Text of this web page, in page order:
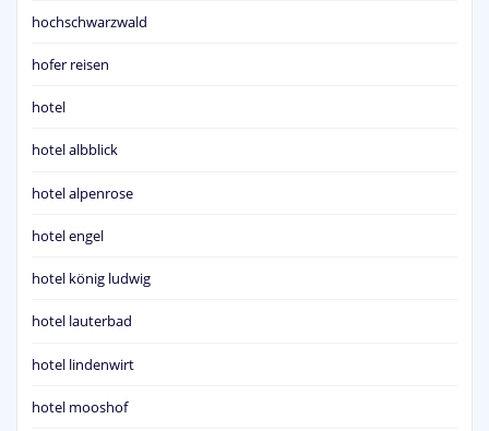
hochschwarzwald
hofer reisen
hotel
hotel albblick
hotel alpenrose
hotel engel
hotel könig ludwig
hotel lauterbad
hotel lindenwirt
hotel mooshof